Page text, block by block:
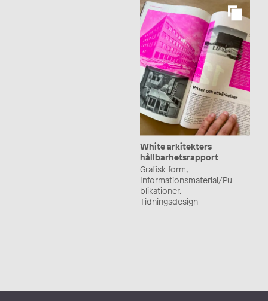
White arkitekters
hållbarhetsrapport
Grafisk form,
Informationsmaterial/Pu
blikationer,
Tidningsdesign